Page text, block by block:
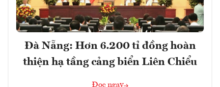
Đà Nẵng: Hơn 6.200 tỉ đồng hoàn
thiện hạ tầng cảng biển Liên Chiểu
Đọc ngay